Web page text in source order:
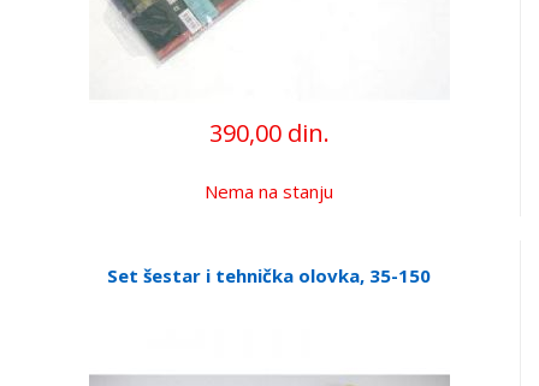
390,00 din.
Nema na stanju
Set šestar i tehnička olovka, 35-150